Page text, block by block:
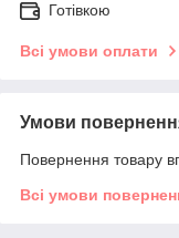
Готівкою
Всі умови оплати
Умови
Повернення товару
Всі умови